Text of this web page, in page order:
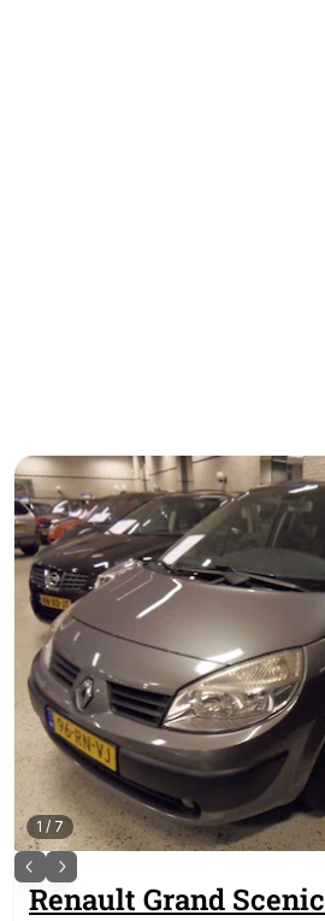
1 / 7
Renault Grand Scenic